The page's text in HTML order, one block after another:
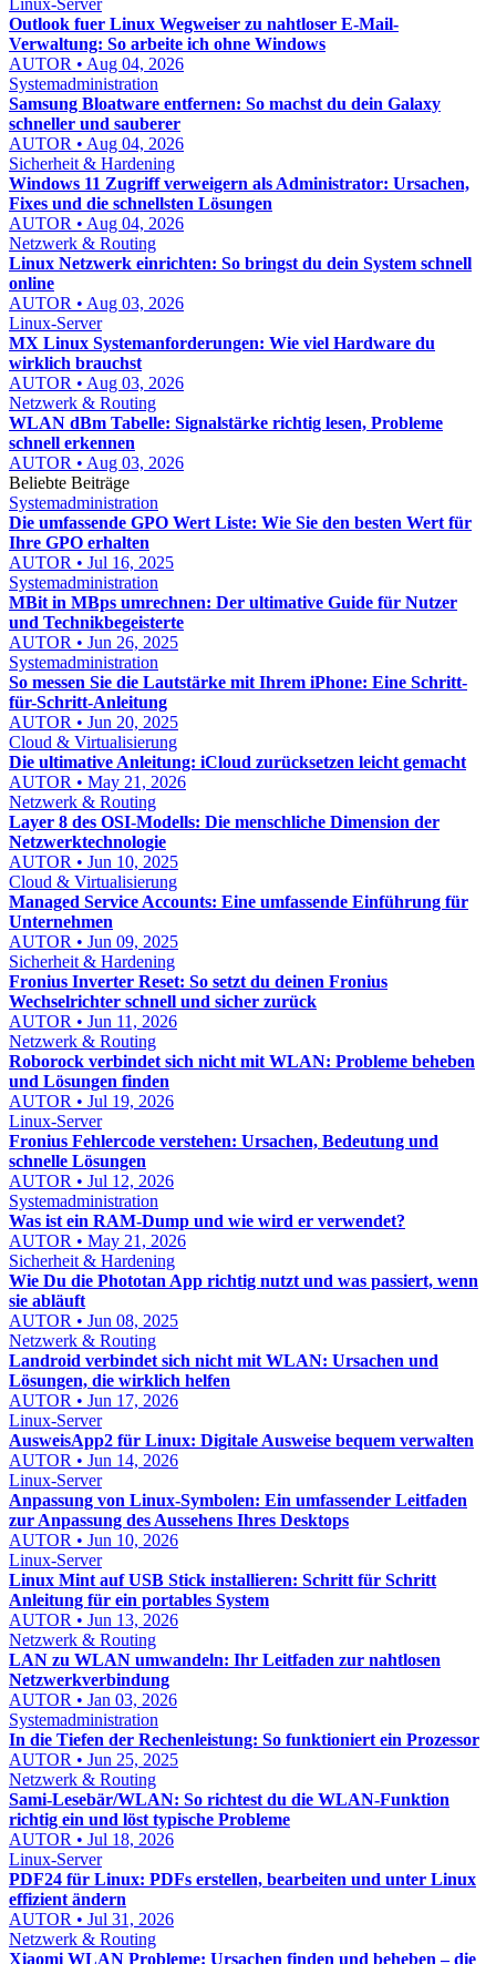
Linux-Server
Outlook fuer Linux Wegweiser zu nahtloser E-Mail-
Verwaltung: So arbeite ich ohne Windows
AUTOR • Aug 04, 2026
Systemadministration
Samsung Bloatware entfernen: So machst du dein Galaxy
schneller und sauberer
AUTOR • Aug 04, 2026
Sicherheit & Hardening
Windows 11 Zugriff verweigern als Administrator: Ursachen,
Fixes und die schnellsten Lösungen
AUTOR • Aug 04, 2026
Netzwerk & Routing
Linux Netzwerk einrichten: So bringst du dein System schnell
online
AUTOR • Aug 03, 2026
Linux-Server
MX Linux Systemanforderungen: Wie viel Hardware du
wirklich brauchst
AUTOR • Aug 03, 2026
Netzwerk & Routing
WLAN dBm Tabelle: Signalstärke richtig lesen, Probleme
schnell erkennen
AUTOR • Aug 03, 2026
Beliebte Beiträge
Systemadministration
Die umfassende GPO Wert Liste: Wie Sie den besten Wert für
Ihre GPO erhalten
AUTOR • Jul 16, 2025
Systemadministration
MBit in MBps umrechnen: Der ultimative Guide für Nutzer
und Technikbegeisterte
AUTOR • Jun 26, 2025
Systemadministration
So messen Sie die Lautstärke mit Ihrem iPhone: Eine Schritt-
für-Schritt-Anleitung
AUTOR • Jun 20, 2025
Cloud & Virtualisierung
Die ultimative Anleitung: iCloud zurücksetzen leicht gemacht
AUTOR • May 21, 2026
Netzwerk & Routing
Layer 8 des OSI-Modells: Die menschliche Dimension der
Netzwerktechnologie
AUTOR • Jun 10, 2025
Cloud & Virtualisierung
Managed Service Accounts: Eine umfassende Einführung für
Unternehmen
AUTOR • Jun 09, 2025
Sicherheit & Hardening
Fronius Inverter Reset: So setzt du deinen Fronius
Wechselrichter schnell und sicher zurück
AUTOR • Jun 11, 2026
Netzwerk & Routing
Roborock verbindet sich nicht mit WLAN: Probleme beheben
und Lösungen finden
AUTOR • Jul 19, 2026
Linux-Server
Fronius Fehlercode verstehen: Ursachen, Bedeutung und
schnelle Lösungen
AUTOR • Jul 12, 2026
Systemadministration
Was ist ein RAM-Dump und wie wird er verwendet?
AUTOR • May 21, 2026
Sicherheit & Hardening
Wie Du die Phototan App richtig nutzt und was passiert, wenn
sie abläuft
AUTOR • Jun 08, 2025
Netzwerk & Routing
Landroid verbindet sich nicht mit WLAN: Ursachen und
Lösungen, die wirklich helfen
AUTOR • Jun 17, 2026
Linux-Server
AusweisApp2 für Linux: Digitale Ausweise bequem verwalten
AUTOR • Jun 14, 2026
Linux-Server
Anpassung von Linux-Symbolen: Ein umfassender Leitfaden
zur Anpassung des Aussehens Ihres Desktops
AUTOR • Jun 10, 2026
Linux-Server
Linux Mint auf USB Stick installieren: Schritt für Schritt
Anleitung für ein portables System
AUTOR • Jun 13, 2026
Netzwerk & Routing
LAN zu WLAN umwandeln: Ihr Leitfaden zur nahtlosen
Netzwerkverbindung
AUTOR • Jan 03, 2026
Systemadministration
In die Tiefen der Rechenleistung: So funktioniert ein Prozessor
AUTOR • Jun 25, 2025
Netzwerk & Routing
Sami-Lesebär/WLAN: So richtest du die WLAN-Funktion
richtig ein und löst typische Probleme
AUTOR • Jul 18, 2026
Linux-Server
PDF24 für Linux: PDFs erstellen, bearbeiten und unter Linux
effizient ändern
AUTOR • Jul 31, 2026
Netzwerk & Routing
Xiaomi WLAN Probleme: Ursachen finden und beheben – die